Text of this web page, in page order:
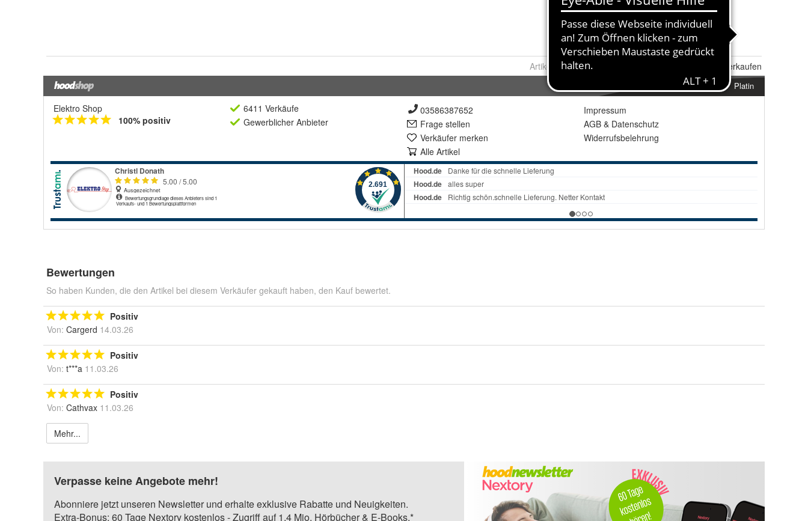
Artikel Nr.:0089499379 Artikel verkaufen
Platin
Elektro Shop
100% positiv
6411 Verkäufe
Gewerblicher Anbieter
03586387652
Frage stellen
Verkäufer merken
Alle Artikel
Impressum
AGB & Datenschutz
Widerrufsbelehrung
Bewertungen
So haben Kunden, die den Artikel bei diesem Verkäufer gekauft haben, den Kauf bewertet.
Positiv
Von: Cargerd 14.03.26
Positiv
Von: t***a 11.03.26
Positiv
Von: Cathvax 11.03.26
Mehr...
Verpasse keine Angebote mehr!
Abonniere jetzt unseren Newsletter und erhalte exklusive Rabatte und Neuigkeiten.
Extra-Bonus: 60 Tage Nextory kostenlos - Zugriff auf 1,4 Mio. Hörbücher & E-Books.*